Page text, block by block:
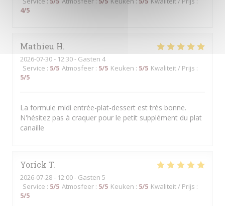
4/5
Mathieu H
2026-07-30- 12:30 - Gasten 4
Service : 5/5 Atmosfeer : 5/5 Keuken : 5/5 Kwaliteit / Prijs :
5/5
La formule midi entrée-plat-dessert est très bonne.
N'hésitez pas à craquer pour le petit supplément du plat
canaille
Yorick T
2026-07-28- 12:00 - Gasten 5
Service : 5/5 Atmosfeer : 5/5 Keuken : 5/5 Kwaliteit / Prijs :
5/5